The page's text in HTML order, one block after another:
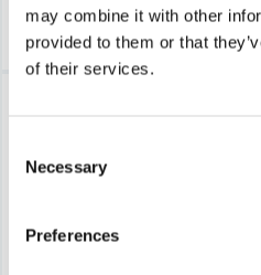
may combine it with other
provided to them or that
of their services.
Selection
Necessary
Preferences
Köp